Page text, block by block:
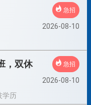
急招
2026-08-10
，双休 急招
2026-08-10
学历